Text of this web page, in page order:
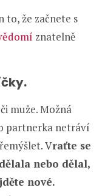
to, že začnete s
znatelně
muže. Možná
partnerka netráví
Vraťte se
nebo dělal,
nové.